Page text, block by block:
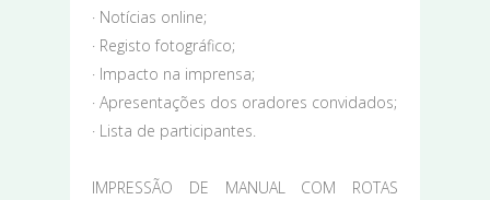
· Notícias online;
· Registo fotográfico;
· Impacto na imprensa;
· Apresentações dos oradores convidados;
· Lista de participantes.
IMPRESSÃO DE MANUAL COM ROTAS